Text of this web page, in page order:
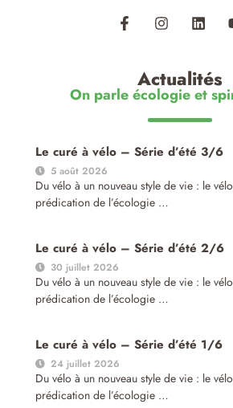
Actualités
On parle écologie et
Le curé à vélo – Série d’été 3/6
5 août 2026
Du vélo à un nouveau style de vie : le
prédication de l’écologie …
Le curé à vélo – Série d’été 2/6
30 juillet 2026
Du vélo à un nouveau style de vie : le
prédication de l’écologie …
Le curé à vélo – Série d’été 1/6
24 juillet 2026
Du vélo à un nouveau style de vie : le
prédication de l’écologie …